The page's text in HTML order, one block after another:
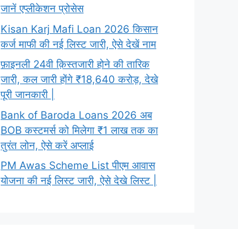
जानें एप्लीकेशन प्रोसेस
Kisan Karj Mafi Loan 2026 किसान
कर्ज माफी की नई लिस्ट जारी, ऐसे देखें नाम
फ़ाइनली 24वी क़िस्तजारी होने की तारिक
जारी, कल जारी होंगे ₹18,640 करोड़, देखे
पूरी जानकारी |
Bank of Baroda Loans 2026 अब
BOB कस्टमर्स को मिलेगा ₹1 लाख तक का
तुरंत लोन, ऐसे करें अप्लाई
PM Awas Scheme List पीएम आवास
योजना की नई लिस्ट जारी, ऐसे देखे लिस्ट |